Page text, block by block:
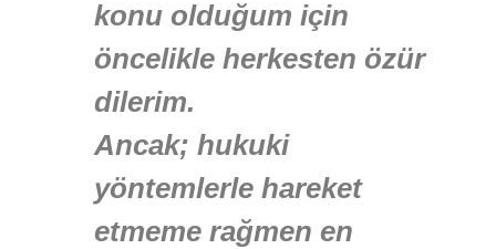
konu olduğum için
öncelikle herkesten özür
dilerim.
Ancak; hukuki
yöntemlerle hareket
etmeme rağmen en